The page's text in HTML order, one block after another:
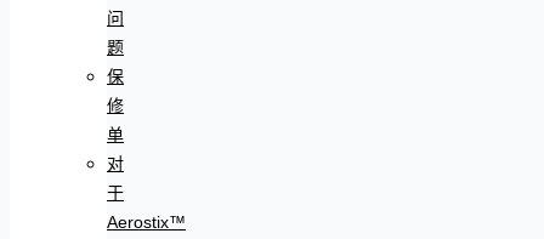
问
题
保
修
单
对
于
Aerostix™